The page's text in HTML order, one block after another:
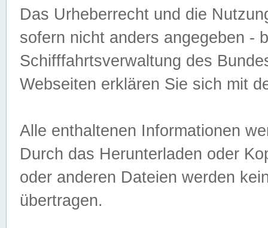
Das Urheberrecht und die
sofern nicht anders angegeben -
Schifffahrtsverwaltung des
Webseiten erklären Sie sich mit
Alle enthaltenen Informationen
Durch das Herunterladen oder
oder anderen Dateien werden
übertragen.